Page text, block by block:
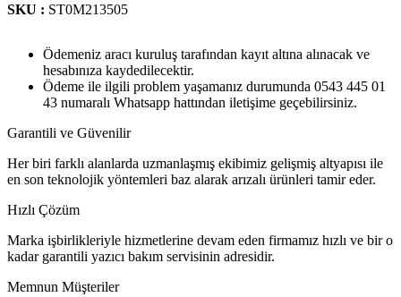
SKU : ST0M213505
Ödemeniz aracı kuruluş tarafından kayıt altına alınacak ve
hesabınıza kaydedilecektir.
Ödeme ile ilgili problem yaşamanız durumunda 0543 445 01
43 numaralı Whatsapp hattından iletişime geçebilirsiniz.
Garantili ve Güvenilir
Her biri farklı alanlarda uzmanlaşmış ekibimiz gelişmiş altyapısı ile
en son teknolojik yöntemleri baz alarak arızalı ürünleri tamir eder.
Hızlı Çözüm
Marka işbirlikleriyle hizmetlerine devam eden firmamız hızlı ve bir o
kadar garantili yazıcı bakım servisinin adresidir.
Memnun Müşteriler